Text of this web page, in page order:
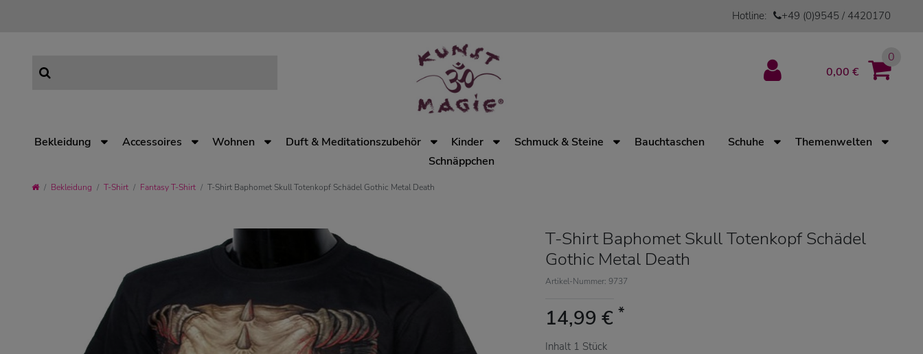
Hotline: +49 (0)9545 / 4420170
0,00 €
0
Bekleidung Accessoires Wohnen Duft & Meditationszubehör Kinder Schmuck & Steine Bauchtaschen Schuhe
Themenwelten
Schnäppchen
Bekleidung T-Shirt Fantasy T-Shirt T-Shirt Baphomet Skull Totenkopf Schädel Gothic Metal Death
T-Shirt Baphomet Skull Totenkopf Schädel
Gothic Metal Death
Artikel-Nummer: 9737
14,99 € *
Inhalt 1 Stück